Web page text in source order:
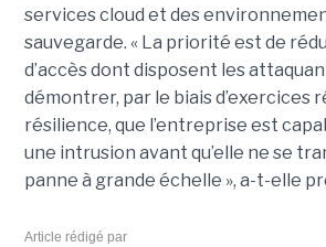
services cloud et des
sauvegarde. « La priorité est de
d’accès dont disposent les
démontrer, par le biais d’exercices
résilience, que l’entreprise est
une intrusion avant qu’elle ne se
panne à grande échelle », a-t-elle
Article rédigé par